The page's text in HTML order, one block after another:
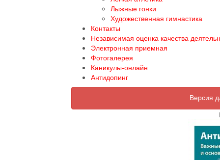
Лыжные гонки
Художественная гимнастика
Контакты
Независимая оценка качества
Электронная приемная
Фотогалерея
Каникулы-онлайн
Антидопинг
Версия